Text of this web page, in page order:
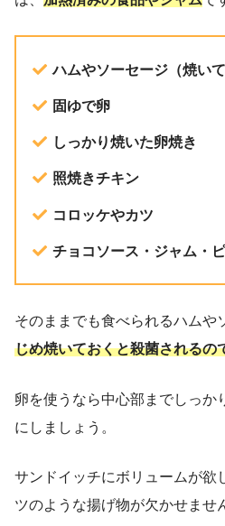
ハムやソーセージ（焼いて
固ゆで卵
しっかり焼いた卵焼き
照焼きチキン
コロッケやカツ
チョコソース・ジャム・
そのままでも食べられるハムや
じめ焼いておくと殺菌されるの
卵を使うなら中心部までしっか
にしましょう。
サンドイッチにボリュームが欲
ツのような揚げ物が欠かせませ